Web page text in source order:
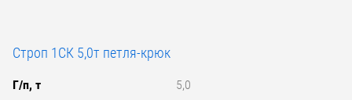
Строп 1СК 5,0т петля-крюк
Г/п, т 5,0